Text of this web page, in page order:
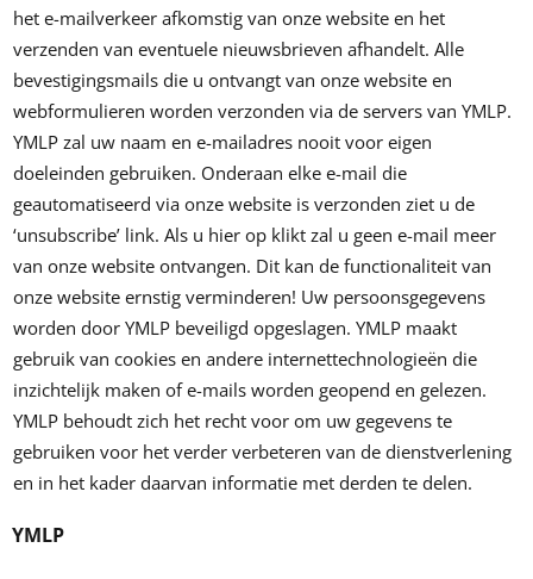
het e-mailverkeer afkomstig van onze website en het
verzenden van eventuele nieuwsbrieven afhandelt. Alle
bevestigingsmails die u ontvangt van onze website en
webformulieren worden verzonden via de servers van YMLP.
YMLP zal uw naam en e-mailadres nooit voor eigen
doeleinden gebruiken. Onderaan elke e-mail die
geautomatiseerd via onze website is verzonden ziet u de
‘unsubscribe’ link. Als u hier op klikt zal u geen e-mail meer
van onze website ontvangen. Dit kan de functionaliteit van
onze website ernstig verminderen! Uw persoonsgegevens
worden door YMLP beveiligd opgeslagen. YMLP maakt
gebruik van cookies en andere internettechnologieën die
inzichtelijk maken of e-mails worden geopend en gelezen.
YMLP behoudt zich het recht voor om uw gegevens te
gebruiken voor het verder verbeteren van de dienstverlening
en in het kader daarvan informatie met derden te delen.
YMLP